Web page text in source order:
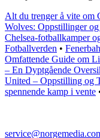
Alt du trenger å vite om
Wolves: Oppstillinger
Chelsea-fotballkamper
Fotballverden •
Omfattende Guide om
– En Dyptgående
United – Oppstilling og
spennende kamp i vente